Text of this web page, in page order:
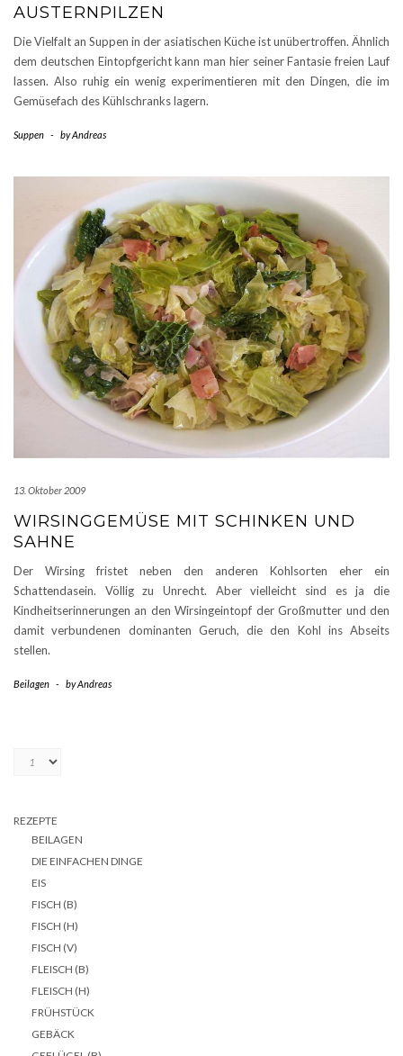
AUSTERNPILZEN
Die Vielfalt an Suppen in der asiatischen Küche ist unübertroffen. Ähnlich
dem deutschen Eintopfgericht kann man hier seiner Fantasie freien Lauf
lassen. Also ruhig ein wenig experimentieren mit den Dingen, die im
Gemüsefach des Kühlschranks lagern.
Suppen - byAndreas
13. Oktober 2009
WIRSINGGEMÜSE MIT SCHINKEN UND
SAHNE
Der Wirsing fristet neben den anderen Kohlsorten eher ein
Schattendasein. Völlig zu Unrecht. Aber vielleicht sind es ja die
Kindheitserinnerungen an den Wirsingeintopf der Großmutter und den
damit verbundenen dominanten Geruch, die den Kohl ins Abseits
stellen.
Beilagen - byAndreas
REZEPTE
BEILAGEN
DIE EINFACHEN DINGE
EIS
FISCH (B)
FISCH (H)
FISCH (V)
FLEISCH (B)
FLEISCH (H)
FRÜHSTÜCK
GEBÄCK